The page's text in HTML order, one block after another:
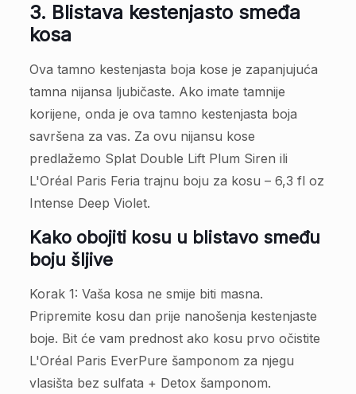
3. Blistava kestenjasto smeđa
kosa
Ova tamno kestenjasta boja kose je zapanjujuća
tamna nijansa ljubičaste. Ako imate tamnije
korijene, onda je ova tamno kestenjasta boja
savršena za vas. Za ovu nijansu kose
predlažemo Splat Double Lift Plum Siren ili
L'Oréal Paris Feria trajnu boju za kosu – 6,3 fl oz
Intense Deep Violet.
Kako obojiti kosu u blistavo smeđu
boju šljive
Korak 1: Vaša kosa ne smije biti masna.
Pripremite kosu dan prije nanošenja kestenjaste
boje. Bit će vam prednost ako kosu prvo očistite
L'Oréal Paris EverPure šamponom za njegu
vlasišta bez sulfata + Detox šamponom.